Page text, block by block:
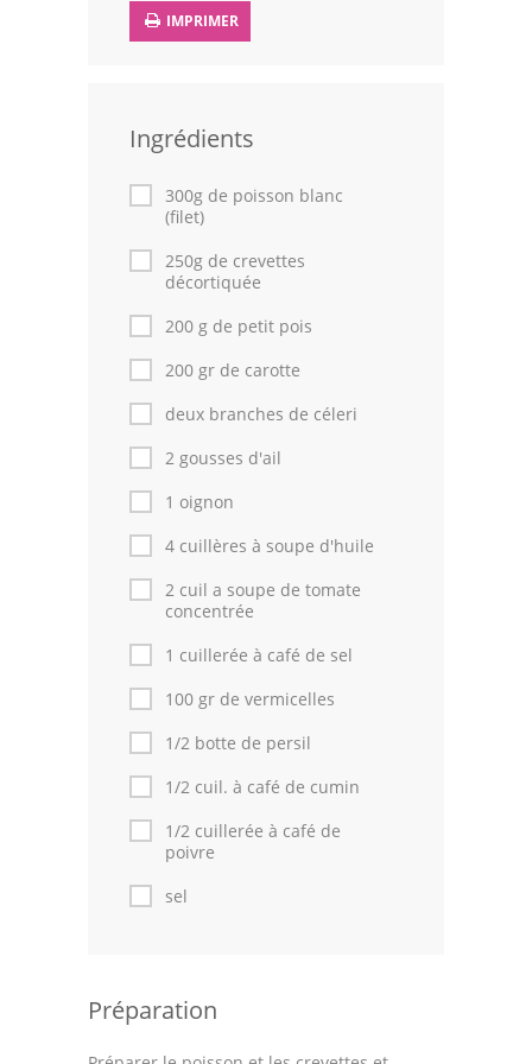
Volailles
Pâtisseries Orientales
Recettes marocaine
Cuisine Tunisienne
Cuisine Juive
Cuisine Libanaise
Actualités
Astuces de cuisine
Leçons de cuisine
Fêtes Religieuses
Chefs
Forum
Thèmes
Espace Personnel
IMPRIMER
Ingrédients
300g de poisson blanc
(filet)
250g de crevettes
décortiquée
200 g de petit pois
200 gr de carotte
deux branches de céleri
2 gousses d'ail
1 oignon
4 cuillères à soupe d'huile
2 cuil a soupe de tomate
concentrée
1 cuillerée à café de sel
100 gr de vermicelles
1/2 botte de persil
1/2 cuil. à café de cumin
1/2 cuillerée à café de
poivre
sel
Préparation